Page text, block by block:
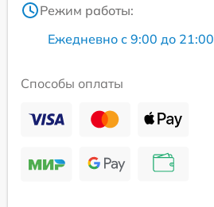
Режим работы:
Ежедневно с 9:00 до 21:00
Способы оплаты